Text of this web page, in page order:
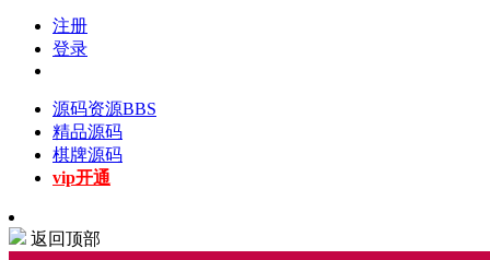
注册
登录
源码资源BBS
精品源码
棋牌源码
vip开通
返回顶部